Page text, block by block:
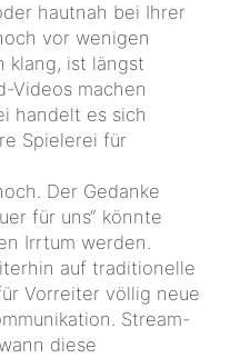
hautnah bei Ihrer
vor wenigen
klang, ist längst
Videos machen
Spielerei für
Der Gedanke
für uns“ könnte
Irrtum werden.
auf traditionelle
Vorreiter völlig neue
Stream-
diese